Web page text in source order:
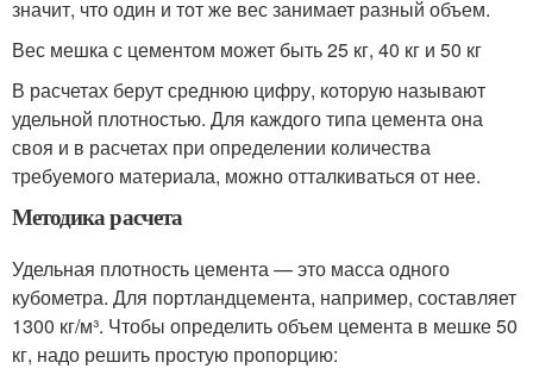
значит, что один и тот же вес занимает разный объем.
Вес мешка с цементом может быть 25 кг, 40 кг и 50 кг
В расчетах берут среднюю цифру, которую называют
удельной плотностью. Для каждого типа цемента она
своя и в расчетах при определении количества
требуемого материала, можно отталкиваться от нее.
Методика расчета
Удельная плотность цемента — это масса одного
кубометра. Для портландцемента, например, составляет
1300 кг/м³. Чтобы определить объем цемента в мешке 50
кг, надо решить простую пропорцию: